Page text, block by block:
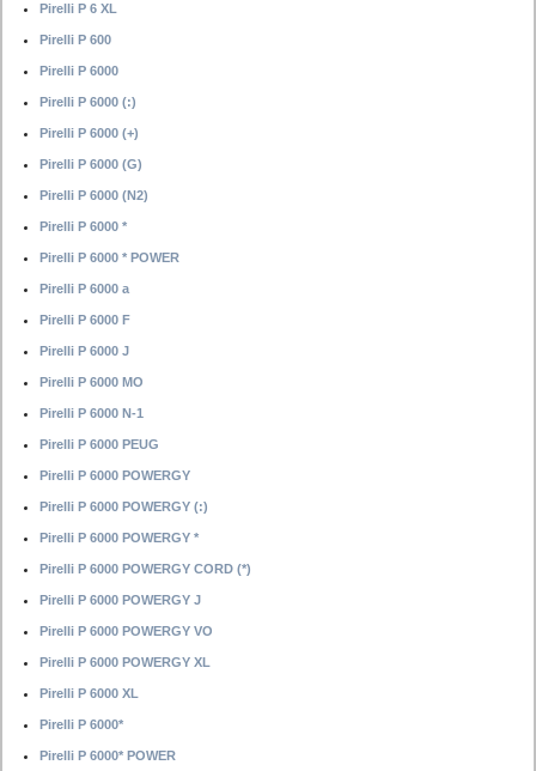
Pirelli P 6 XL
Pirelli P 600
Pirelli P 6000
Pirelli P 6000 (:)
Pirelli P 6000 (+)
Pirelli P 6000 (G)
Pirelli P 6000 (N2)
Pirelli P 6000 *
Pirelli P 6000 * POWER
Pirelli P 6000 a
Pirelli P 6000 F
Pirelli P 6000 J
Pirelli P 6000 MO
Pirelli P 6000 N-1
Pirelli P 6000 PEUG
Pirelli P 6000 POWERGY
Pirelli P 6000 POWERGY (:)
Pirelli P 6000 POWERGY *
Pirelli P 6000 POWERGY CORD (*)
Pirelli P 6000 POWERGY J
Pirelli P 6000 POWERGY VO
Pirelli P 6000 POWERGY XL
Pirelli P 6000 XL
Pirelli P 6000*
Pirelli P 6000* POWER